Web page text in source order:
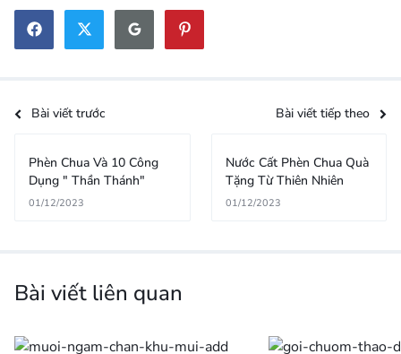
Bài viết trước Bài viết tiếp theo
Phèn Chua Và 10 Công
Dụng " Thần Thánh"
01/12/2023
Nước Cất Phèn Chua Quà
Tặng Từ Thiên Nhiên
01/12/2023
Bài viết liên quan